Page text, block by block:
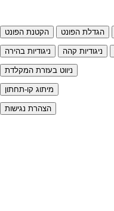
הקטנת הפונט הגדלת הפונט
ניגודיות בהירה ניגודיות קהה
ניווט בעזרת המקלדת
מיתוג קו-תחתון
הצהרת נגישות